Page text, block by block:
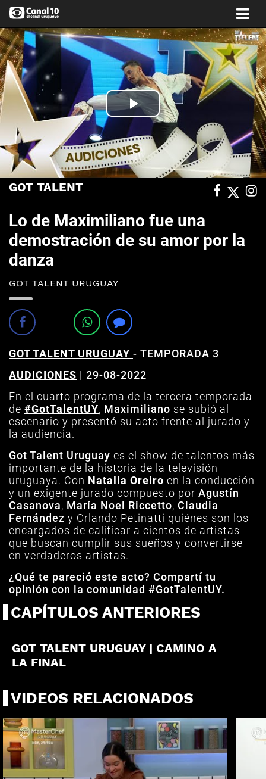
Play
Video
GOT TALENT
Lo de Maximiliano fue una
demostración de su amor por la
danza
GOT TALENT URUGUAY
GOT TALENT URUGUAY - TEMPORADA 3
AUDICIONES | 29-08-2022
En el cuarto programa de la tercera temporada
de #GotTalentUY, Maximiliano se subió al
escenario y presentó su acto frente al jurado y
la audiencia.
Got Talent Uruguay es el show de talentos más
importante de la historia de la televisión
uruguaya. Con Natalia Oreiro en la conducción
y un exigente jurado compuesto por Agustín
Casanova, María Noel Riccetto, Claudia
Fernández y Orlando Petinatti quiénes son los
encargados de calificar a cientos de artistas
que buscan cumplir sus sueños y convertirse
en verdaderos artistas.
¿Qué te pareció este acto? Compartí tu
opinión con la comunidad #GotTalentUY.
CAPÍTULOS ANTERIORES
PROGRAMA ESPECIAL
GOT TALENT URUGUAY | CAMINO A
LA FINAL
VIDEOS RELACIONADOS